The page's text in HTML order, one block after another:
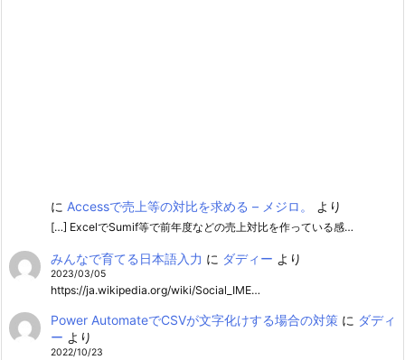
に Accessで売上等の対比を求める – メジロ。 より
[…] ExcelでSumif等で前年度などの売上対比を作っている感…
みんなで育てる日本語入力 に ダディー より
2023/03/05
https://ja.wikipedia.org/wiki/Social_IME…
Power AutomateでCSVが文字化けする場合の対策に ダディ
ー より
2022/10/23